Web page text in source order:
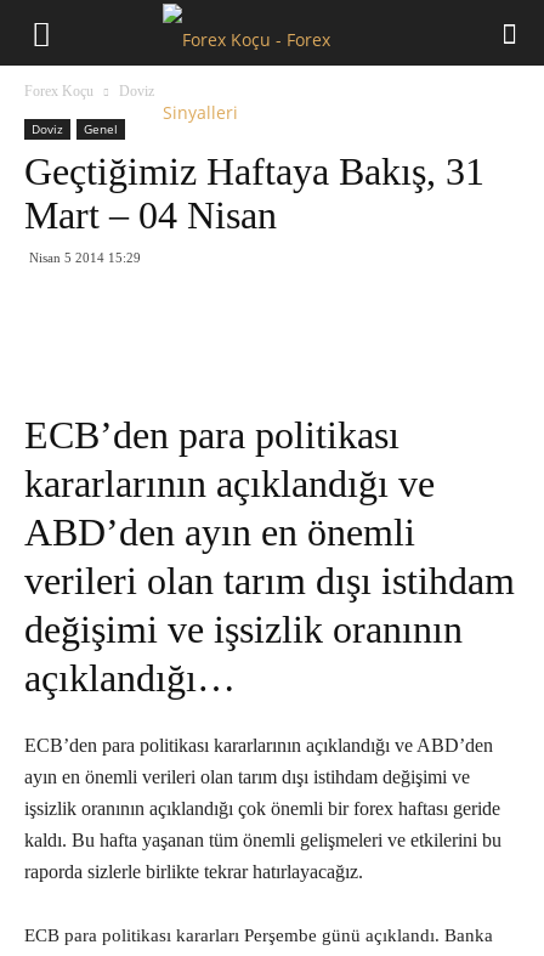
Forex Koçu Doviz
Doviz Genel
Geçtiğimiz Haftaya Bakış, 31
Mart – 04 Nisan
Nisan 5 2014 15:29
ECB’den para politikası
kararlarının açıklandığı ve
ABD’den ayın en önemli
verileri olan tarım dışı istihdam
değişimi ve işsizlik oranının
açıklandığı…
ECB’den para politikası kararlarının açıklandığı ve ABD’den
ayın en önemli verileri olan tarım dışı istihdam değişimi ve
işsizlik oranının açıklandığı çok önemli bir forex haftası geride
kaldı. Bu hafta yaşanan tüm önemli gelişmeleri ve etkilerini bu
raporda sizlerle birlikte tekrar hatırlayacağız.
ECB para politikası kararları Perşembe günü açıklandı. Banka